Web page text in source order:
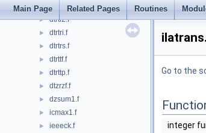
Main Page Related Pages Routines
► dtrsyl3.f
► dtrti2.f
► dtrtri.f
► dtrtrs.f
► dtrttf.f
► dtrttp.f
► dtzrzf.f
► dzsum1.f
► icmax1.f
► ieeeck.f
Go to the
integer